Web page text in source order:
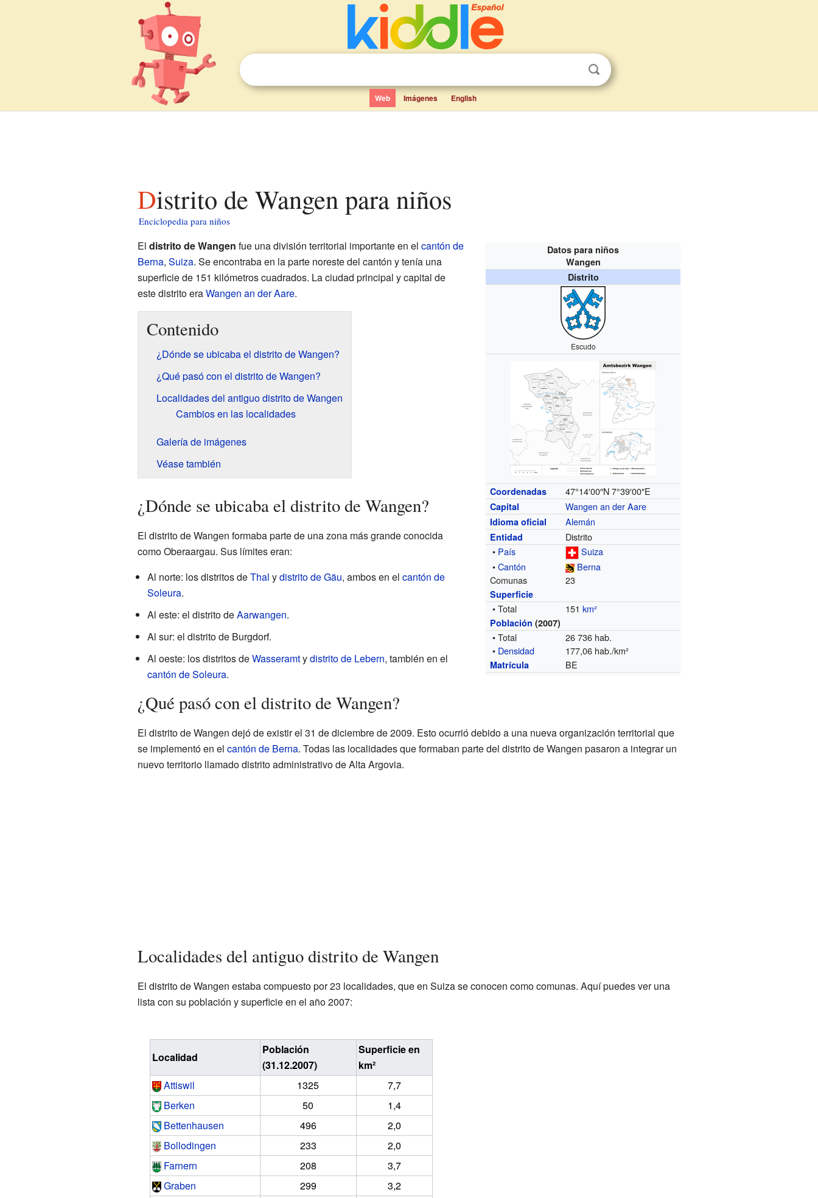
Web Imágenes English
Distrito de Wangen para niños
Enciclopedia para niños
Datos para niños
Wangen
Distrito
Escudo
Coordenadas 47°14′00″N 7°39′00″E
Capital Wangen an der Aare
Idioma oficial Alemán
Entidad
Distrito
• País
Suiza
•Cantón
Berna
Comunas
23
Superficie
• Total 151km²
Población (2007)
• Total
26 736 hab.
• Densidad 177,06 hab./km²
Matrícula BE
El distrito de Wangen fue una división territorial importante en el cantón de
Berna, Suiza. Se encontraba en la parte noreste del cantón y tenía una
superficie de 151 kilómetros cuadrados. La ciudad principal y capital de
este distrito eraWangen an der Aare.
Contenido
¿Dónde se ubicaba el distrito de Wangen?
¿Qué pasó con el distrito de Wangen?
Localidades del antiguo distrito de Wangen
Cambios en las localidades
Galería de imágenes
Véase también
¿Dónde se ubicaba el distrito de Wangen?
El distrito de Wangen formaba parte de una zona más grande conocida
como Oberaargau. Sus límites eran:
Al norte: los distritos deThal ydistrito de Gäu, ambos en el cantón de
Soleura.
Al este: el distrito deAarwangen.
Al sur: el distrito de Burgdorf.
Al oeste: los distritos deWasseramtydistrito de Lebern, también en el
cantón de Soleura.
¿Qué pasó con el distrito de Wangen?
El distrito de Wangen dejó de existir el 31 de diciembre de 2009. Esto ocurrió debido a una nueva organización territorial que
se implementó en el cantón de Berna. Todas las localidades que formaban parte del distrito de Wangen pasaron a integrar un
nuevo territorio llamado distrito administrativo de Alta Argovia.
Localidades del antiguo distrito de Wangen
El distrito de Wangen estaba compuesto por 23 localidades, que en Suiza se conocen como comunas. Aquí puedes ver una
lista con su población y superficie en el año 2007:
Localidad
Población
(31.12.2007)
Superficie en
km²
Attiswil
1325
7,7
Berken
50
1,4
Bettenhausen
496
2,0
Bollodingen
233
2,0
Farnern
208
3,7
Graben
299
3,2